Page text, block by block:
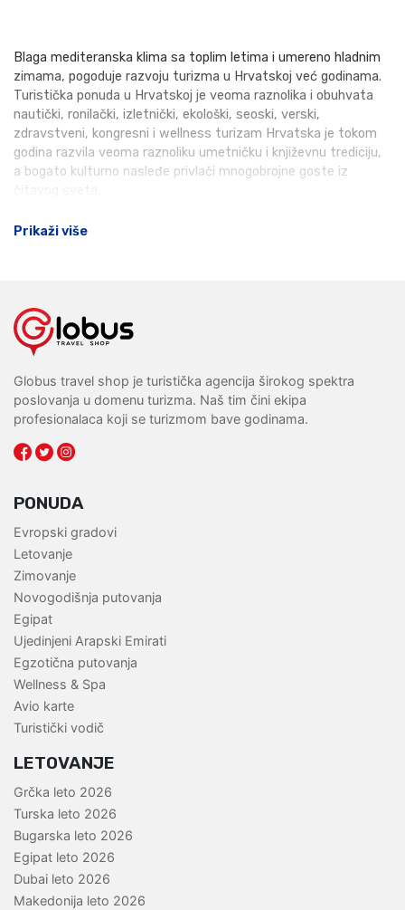
Blaga mediteranska klima sa toplim letima i umereno hladnim
zimama, pogoduje razvoju turizma u Hrvatskoj već godinama.
Turistička ponuda u Hrvatskoj je veoma raznolika i obuhvata
nautički, ronilački, izletnički, ekološki, seoski, verski,
zdravstveni, kongresni i wellness turizam Hrvatska je tokom
godina razvila veoma raznoliku umetničku i književnu trediciju,
a bogato kulturno nasleđe privlači mnogobrojne goste iz
Prikaži više
Globus travel shop je turistička agencija širokog spektra
poslovanja u domenu turizma. Naš tim čini ekipa
profesionalaca koji se turizmom bave godinama.
PONUDA
Evropski gradovi
Letovanje
Zimovanje
Novogodišnja putovanja
Egipat
Ujedinjeni Arapski Emirati
Egzotična putovanja
Wellness & Spa
Avio karte
Turistički vodič
LETOVANJE
Grčka leto 2026
Turska leto 2026
Bugarska leto 2026
Egipat leto 2026
Dubai leto 2026
Makedonija leto 2026